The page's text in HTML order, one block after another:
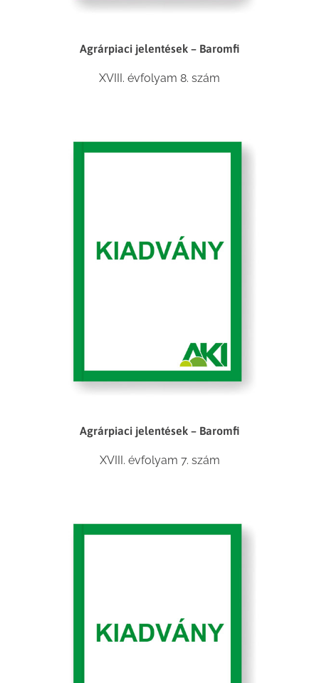
Agrárpiaci jelentések – Baromfi
XVIII. évfolyam 8. szám
Agrárpiaci jelentések – Baromfi
XVIII. évfolyam 7. szám